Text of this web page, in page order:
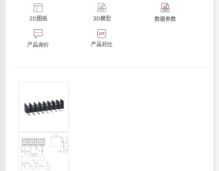
2D图纸 3D模型 数据参数
产品询价 产品对比